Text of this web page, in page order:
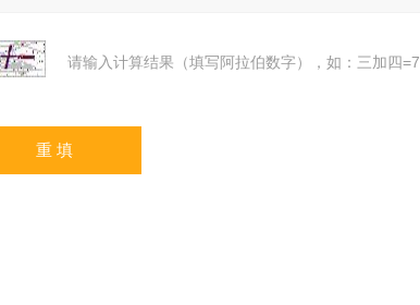
请输入计算结果（填写阿拉伯数字），如：三加四=7